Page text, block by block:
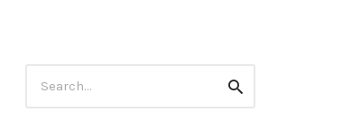
for:
Search